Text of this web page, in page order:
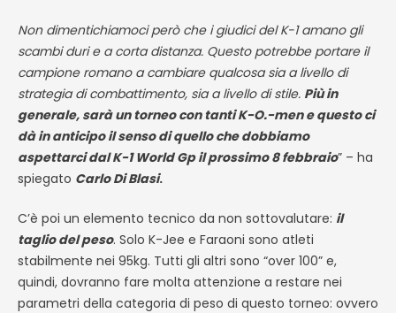
Non dimentichiamoci però che i giudici del K-1 amano gli
scambi duri e a corta distanza. Questo potrebbe portare il
campione romano a cambiare qualcosa sia a livello di
strategia di combattimento, sia a livello di stile. Più in
generale, sarà un torneo con tanti K-O.-men e questo ci
dà in anticipo il senso di quello che dobbiamo
aspettarci dal K-1 World Gp il prossimo 8 febbraio” – ha
spiegato Carlo Di Blasi.
C’è poi un elemento tecnico da non sottovalutare: il
taglio del peso. Solo K-Jee e Faraoni sono atleti
stabilmente nei 95kg. Tutti gli altri sono “over 100” e,
quindi, dovranno fare molta attenzione a restare nei
parametri della categoria di peso di questo torneo: ovvero